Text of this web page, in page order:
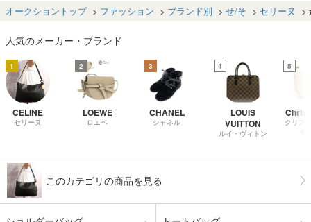
ー
バッグ●ネイビー
●G金具●ヴィン
金具●肩掛け●B5
書類 収納 かばん
TW234051
ルド
739
オークショントップ ファッション ブランド別 せ/そ セリーヌ
人気のメーカー・ブランド
1
CELINE
セリーヌ
2
LOEWE
ロエベ
3
CHANEL
シャネル
4
LOUIS
VUITTON
ルイ・ヴィトン
5
クリス
このカテゴリの商品を見る